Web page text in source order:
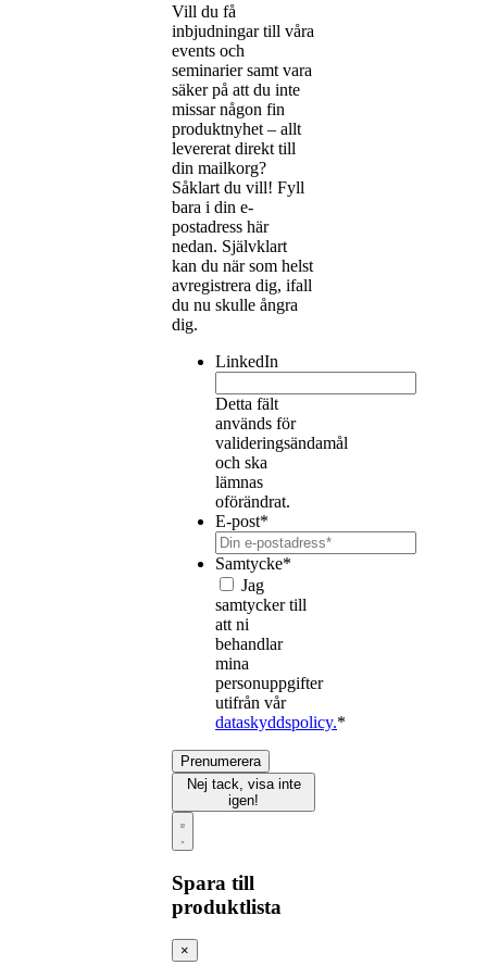
Vill du få
inbjudningar till våra
events och
seminarier samt vara
säker på att du inte
missar någon fin
produktnyhet – allt
levererat direkt till
din mailkorg?
Såklart du vill! Fyll
bara i din e-
postadress här
nedan. Självklart
kan du när som helst
avregistrera dig, ifall
du nu skulle ångra
dig.
LinkedIn
Detta fält
används för
valideringsändamål
och ska
lämnas
oförändrat.
E-post*
Samtycke*
Jag
samtycker till
att ni
behandlar
mina
personuppgifter
utifrån vår
dataskyddspolicy.*
Prenumerera
Nej tack, visa inte
igen!
Spara till
produktlista
×